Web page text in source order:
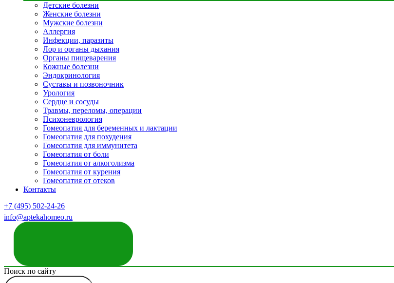
Детские болезни
Женские болезни
Мужские болезни
Аллергия
Инфекции, паразиты
Лор и органы дыхания
Органы пищеварения
Кожные болезни
Эндокринология
Суставы и позвоночник
Урология
Сердце и сосуды
Травмы, переломы, операции
Психоневрология
Гомеопатия для беременных и лактации
Гомеопатия для похудения
Гомеопатия для иммунитета
Гомеопатия от боли
Гомеопатия от алкоголизма
Гомеопатия от курения
Гомеопатия от отеков
Контакты
+7 (495) 502-24-26
info@aptekahomeo.ru
Поиск по сайту